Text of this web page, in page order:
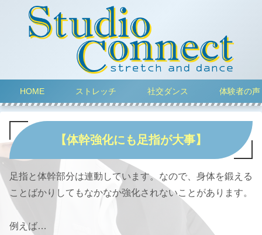
HOME ストレッチ 社交ダンス 体験者の声
【体幹強化にも足指が大事】
足指と体幹部分は連動しています。なので、身体を鍛える
ことばかりしてもなかなか強化されないことがあります。
例えば…